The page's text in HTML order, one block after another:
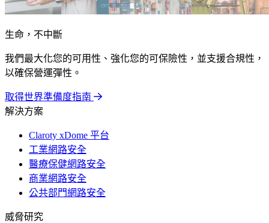
生命，不中斷
我們最大化您的可用性、強化您的可保險性，並支援合規性，
以確保營運彈性。
取得世界準備度指南
解決方案
Claroty xDome 平台
工業網路安全
醫療保健網路安全
商業網路安全
公共部門網路安全
威脅研究